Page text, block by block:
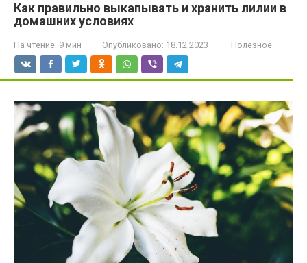
Как правильно выкапывать и хранить лилии в
домашних условиях
На чтение: 9 мин Опубликовано: 18.12.2023 Полезное